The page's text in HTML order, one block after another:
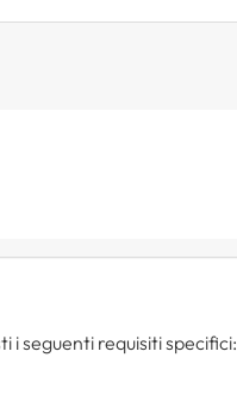
i seguenti requisiti specifici: